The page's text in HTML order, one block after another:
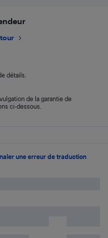
une erreur de traduction
détails.
de la garantie de
ci-dessous.